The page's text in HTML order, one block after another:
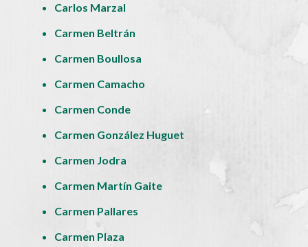
Carlos Marzal
Carmen Beltrán
Carmen Boullosa
Carmen Camacho
Carmen Conde
Carmen González Huguet
Carmen Jodra
Carmen Martín Gaite
Carmen Pallares
Carmen Plaza